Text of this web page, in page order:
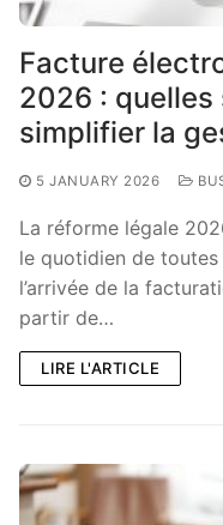
Facture
2026 :
simplifier la
5 JANUARY 2026
La réforme légale
le quotidien de
l’arrivée de la
partir de…
LIRE L'ARTICLE